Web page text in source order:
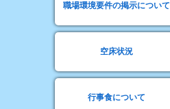
職場環境要件の掲示について
空床状況
行事食について